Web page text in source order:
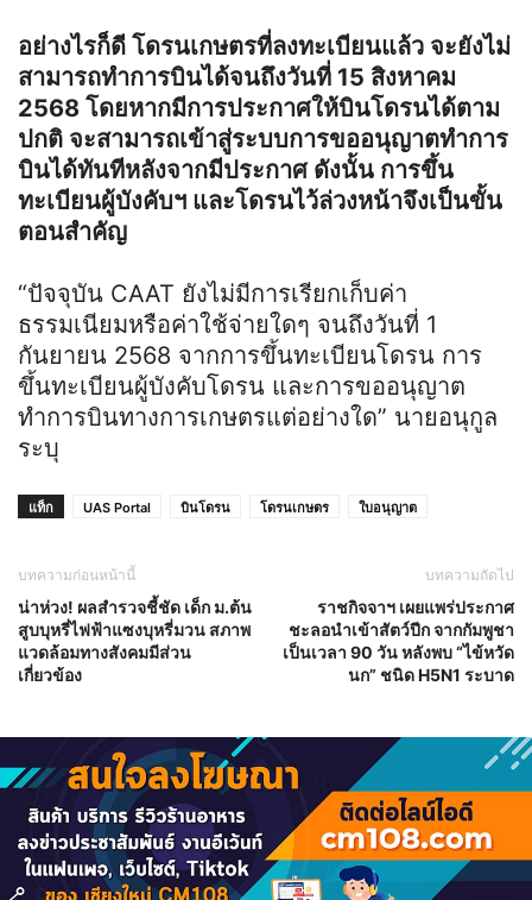
อย่างไรก็ดี โดรนเกษตรที่ลงทะเบียนแล้ว จะยังไม่
สามารถทำการบินได้จนถึงวันที่ 15 สิงหาคม
2568 โดยหากมีการประกาศให้บินโดรนได้ตาม
ปกติ จะสามารถเข้าสู่ระบบการขออนุญาตทำการ
บินได้ทันทีหลังจากมีประกาศ ดังนั้น การขึ้น
ทะเบียนผู้บังคับฯ และโดรนไว้ล่วงหน้าจึงเป็นขั้น
ตอนสำคัญ
“ปัจจุบัน CAAT ยังไม่มีการเรียกเก็บค่า
ธรรมเนียมหรือค่าใช้จ่ายใดๆ จนถึงวันที่ 1
กันยายน 2568 จากการขึ้นทะเบียนโดรน การ
ขึ้นทะเบียนผู้บังคับโดรน และการขออนุญาต
ทำการบินทางการเกษตรแต่อย่างใด” นายอนุกูล
ระบุ
แท็ก UAS Portal บินโดรน โดรนเกษตร ใบอนุญาต
บทความก่อนหน้านี้
น่าห่วง! ผลสำรวจชี้ชัด เด็ก ม.ต้น
สูบบุหรี่ไฟฟ้าแซงบุหรี่มวน สภาพ
แวดล้อมทางสังคมมีส่วน
เกี่ยวข้อง
บทความถัดไป
ราชกิจจาฯ เผยแพร่ประกาศ
ชะลอนำเข้าสัตว์ปีก จากกัมพูชา
เป็นเวลา 90 วัน หลังพบ “ไข้หวัด
นก” ชนิด H5N1 ระบาด